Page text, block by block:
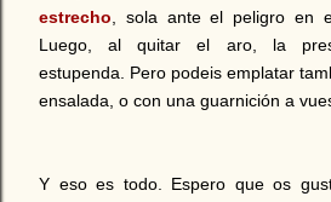
estrecho , sola ante el peligro en
Luego, al quitar el aro, la
estupenda. Pero podeis emplatar
ensalada, o con una guarnición a
Y eso es todo. Espero que os